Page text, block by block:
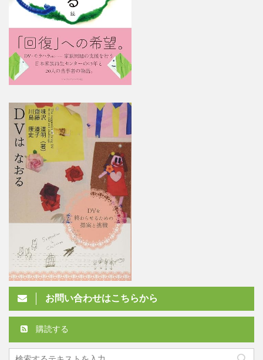
お問い合わせはこちらから
購読する